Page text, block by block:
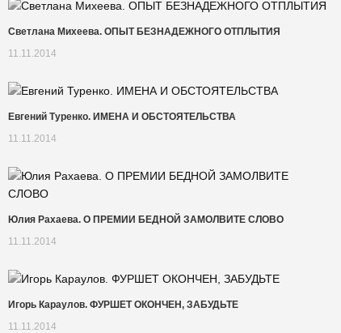
Светлана Михеева. ОПЫТ БЕЗНАДЕЖНОГО ОТПЛЫТИЯ
11.11.2014
Евгений Туренко. ИМЕНА И ОБСТОЯТЕЛЬСТВА
11.11.2014
Юлия Рахаева. О ПРЕМИИ БЕДНОЙ ЗАМОЛВИТЕ СЛОВО
11.11.2014
Игорь Караулов. ФУРШЕТ ОКОНЧЕН, ЗАБУДЬТЕ
11.11.2014